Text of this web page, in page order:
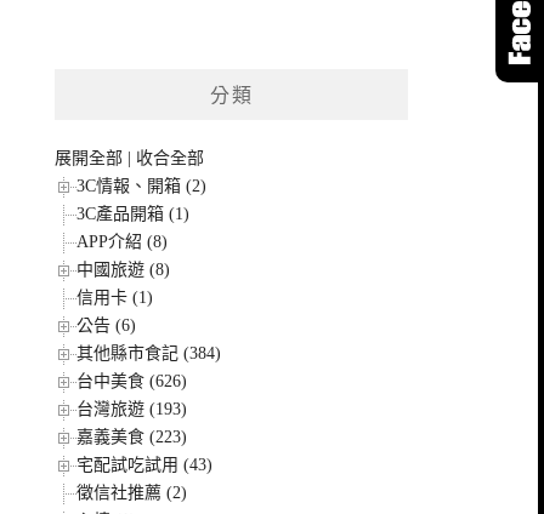
分類
展開全部
收合全部
3C情報、開箱 (2)
3C產品開箱 (1)
APP介紹 (8)
中國旅遊 (8)
信用卡 (1)
公告 (6)
其他縣市食記 (384)
台中美食 (626)
台灣旅遊 (193)
嘉義美食 (223)
宅配試吃試用 (43)
徵信社推薦 (2)